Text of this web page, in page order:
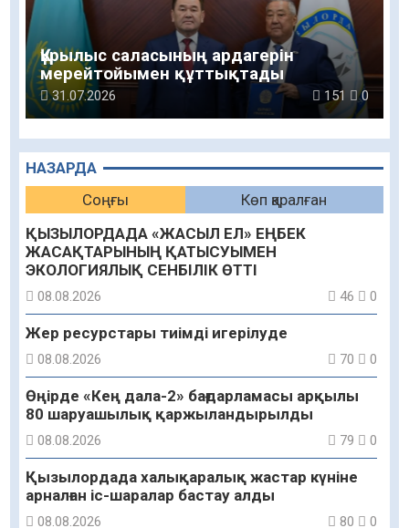
НАЗАРДА
Соңғы
Көп қаралған
ҚЫЗЫЛОРДАДА «ЖАСЫЛ ЕЛ» ЕҢБЕК
ЖАСАҚТАРЫНЫҢ ҚАТЫСУЫМЕН
ЭКОЛОГИЯЛЫҚ СЕНБІЛІК ӨТТІ
08.08.2026 46 0
Жер ресурстары тиімді игерілуде
08.08.2026 70 0
Өңірде «Кең дала-2» бағдарламасы арқылы
80 шаруашылық қаржыландырылды
08.08.2026 79 0
Қызылордада халықаралық жастар күніне
арналған іс-шаралар бастау алды
08.08.2026 80 0
Құрылыс саласының ардагерін
мерейтойымен құттықтады
31.07.2026 151 0